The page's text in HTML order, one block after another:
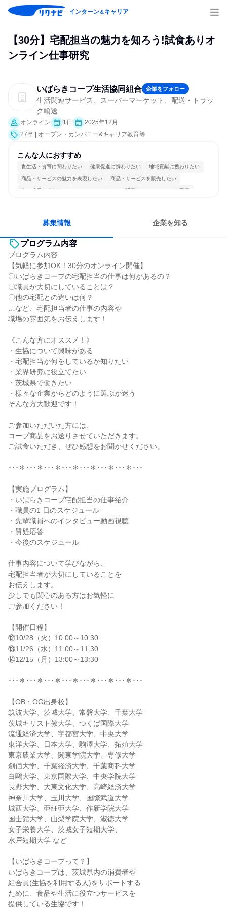
インターン＆キャリア
【30分】宅配担当の魅力を知ろう!試食ありオ
ンライン仕事研究
いばらきコープ生活協同組合 企業をフォロー
生活関連サービス、スーパーマーケット、配送・トラッ
ク輸送
オンライン 1日
2025年12月
27卒 | オープン・カンパニー&キャリア教育等
こんな人におすすめ
食生活・食育に関わりたい 健康促進に携わりたい 地域貢献に携わりたい
商品・サービスの魅力を表現したい 商品・サービスを販売したい
人の成長を支えたい コミュニケーションが活発 チームワークを重視
募集情報 企業を知る
プログラム内容
プログラム内容
【気軽に参加OK！30分のオンライン開催】
〇いばらきコープの宅配担当の仕事は何があるの？
〇職員が大切にしていることは？
〇他の宅配との違いは何？
…など、宅配担当者の仕事の内容や
職場の雰囲気をお伝えします！
《こんな方にオススメ！》
・生協について興味がある
・宅配担当が何をしているか知りたい
・業界研究に役立てたい
・茨城県で働きたい
・様々な企業からどのように選ぶか迷う
そんな方大歓迎です！
ご参加いただいた方には、
コープ商品をお送りさせていただきます。
ご試食いただき、ぜひ感想をお聞かせください。
･･･＊･･･＊･･･＊･･･＊･･･＊･･･＊･･･＊･･･
【実施プログラム】
・いばらきコープ宅配担当の仕事紹介
・職員の1 日のスケジュール
・先輩職員へのインタビュー動画視聴
・質疑応答
・今後のスケジュール
仕事内容について学びながら、
宅配担当者が大切にしていることを
お伝えします。
少しでも関心のある方はお気軽に
ご参加ください！
【開催日程】
⑫10/28（火）10:00～10:30
⑬11/26（水）11:00～11:30
⑭12/15（月）13:00～13:30
･･･＊･･･＊･･･＊･･･＊･･･＊･･･＊･･･＊･･･
【OB・OG出身校】
筑波大学、茨城大学、常磐大学、千葉大学
茨城キリスト教大学、つくば国際大学
流通経済大学、宇都宮大学、中央大学
東洋大学、日本大学、駒澤大学、拓殖大学
東京農業大学、関東学院大学、専修大学
創価大学、千葉経済大学、千葉商科大学
白鷗大学、東京国際大学、中央学院大学
長野大学、大東文化大学、高崎経済大学
神奈川大学、玉川大学、国際武道大学
城西大学、亜細亜大学、作新学院大学
国士館大学、山梨学院大学、淑徳大学
女子栄養大学、茨城女子短期大学、
水戸短期大学 など
【いばらきコープって？】
いばらきコープは、茨城県内の消費者や
組合員(生協を利用する人)をサポートする
ために、食品や生活に役立つサービスを
提供している生協です！